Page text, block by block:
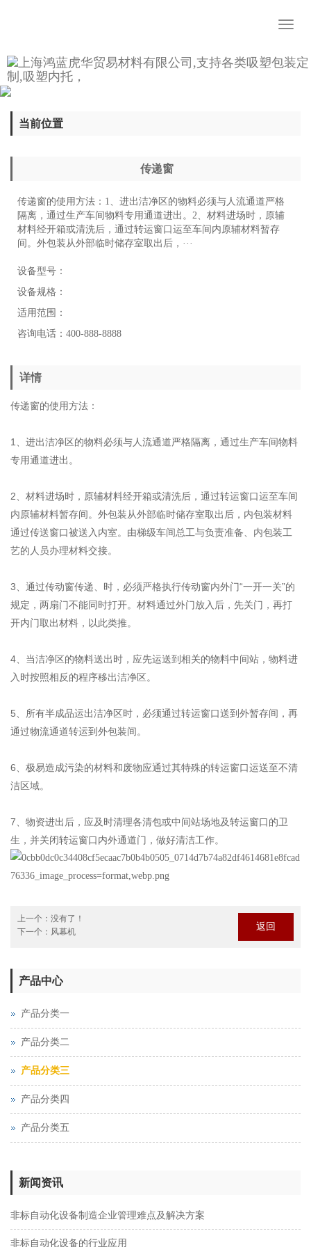
当前位置
传递窗
传递窗的使用方法：1、进出洁净区的物料必须与人流通道严格
隔离，通过生产车间物料专用通道进出。2、材料进场时，原辅
材料经开箱或清洗后，通过转运窗口运至车间内原辅材料暂存
间。外包装从外部临时储存室取出后，···
设备型号：
设备规格：
适用范围：
咨询电话：400-888-8888
详情
传递窗的使用方法：
1、进出洁净区的物料必须与人流通道严格隔离，通过生产车间物料
专用通道进出。
2、材料进场时，原辅材料经开箱或清洗后，通过转运窗口运至车间
内原辅材料暂存间。外包装从外部临时储存室取出后，内包装材料
通过传送窗口被送入内室。由梯级车间总工与负责准备、内包装工
艺的人员办理材料交接。
3、通过传动窗传递、时，必须严格执行传动窗内外门“一开一关”的
规定，两扇门不能同时打开。材料通过外门放入后，先关门，再打
开内门取出材料，以此类推。
4、当洁净区的物料送出时，应先运送到相关的物料中间站，物料进
入时按照相反的程序移出洁净区。
5、所有半成品运出洁净区时，必须通过转运窗口送到外暂存间，再
通过物流通道转运到外包装间。
6、极易造成污染的材料和废物应通过其特殊的转运窗口运送至不清
洁区域。
7、物资进出后，应及时清理各清包或中间站场地及转运窗口的卫
生，并关闭转运窗口内外通道门，做好清洁工作。
上一个：没有了！
下一个： 风幕机 返回
产品中心
产品分类一
产品分类二
产品分类三
产品分类四
产品分类五
新闻资讯
非标自动化设备制造企业管理难点及解决方案
非标自动化设备的行业应用